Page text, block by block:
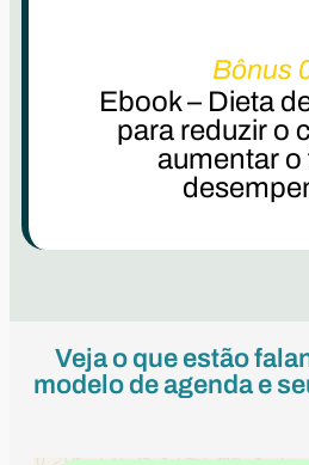
Bônus
Ebook – Dieta
para reduzir o
aumentar o
Veja o que estão
modelo de agenda e